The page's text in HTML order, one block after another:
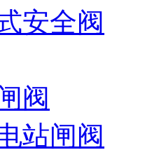
安全阀
阀
站闸阀